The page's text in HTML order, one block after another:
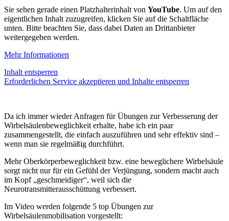
Sie sehen gerade einen Platzhalterinhalt von YouTube. Um auf den
eigentlichen Inhalt zuzugreifen, klicken Sie auf die Schaltfläche
unten. Bitte beachten Sie, dass dabei Daten an Drittanbieter
weitergegeben werden.
Mehr Informationen
Inhalt entsperren
Erforderlichen Service akzeptieren und Inhalte entsperren
Da ich immer wieder Anfragen für Übungen zur Verbesserung der
Wirbelsäulenbeweglichkeit erhalte, habe ich ein paar
zusammengestellt, die einfach auszuführen und sehr effektiv sind –
wenn man sie regelmäßig durchführt.
Mehr Oberkörperbeweglichkeit bzw. eine beweglichere Wirbelsäule
sorgt nicht nur für ein Gefühl der Verjüngung, sondern macht auch
im Kopf „geschmeidiger“, weil sich die
Neurotransmitterausschüttung verbessert.
Im Video werden folgende 5 top Übungen zur
Wirbelsäulenmobilisation vorgestellt: